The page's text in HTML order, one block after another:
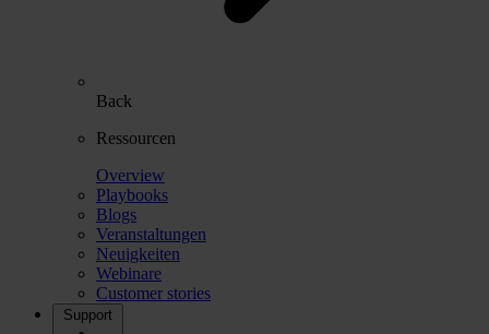
Back
Ressourcen
Overview
Playbooks
Blogs
Veranstaltungen
Neuigkeiten
Webinare
Customer stories
Support